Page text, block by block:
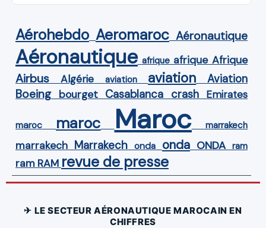
Aérohebdo Aeromaroc Aéronautique
Aéronautique afrique afrique Afrique
Airbus Algérie aviation aviation Aviation
Boeing bourget Casablanca crash Emirates
maroc maroc Maroc marrakech
marrakech Marrakech onda onda ONDA ram
ram RAM revue de presse
✈ LE SECTEUR AÉRONAUTIQUE MAROCAIN EN
CHIFFRES